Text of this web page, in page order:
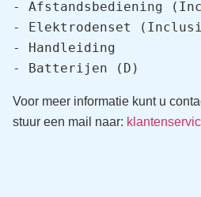
- Afstandsbediening
- Elektrodenset
- Handleiding
- Batterijen (D)
Voor meer informatie kunt u
stuur een mail naar: